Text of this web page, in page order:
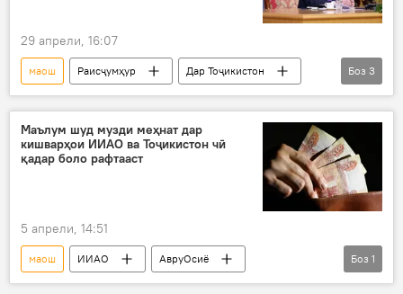
29 апрели, 16:07
маош Раисҷумҳур
Дар Тоҷикистон
фармон
технология музди меҳнат
Боз 3
Маълум шуд музди меҳнат дар
кишварҳои ИИАО ва Тоҷикистон чӣ
қадар боло рафтааст
5 апрели, 14:51
маош ИИАО
АвруОсиё
Иқтисод
музди меҳнат
Боз 1